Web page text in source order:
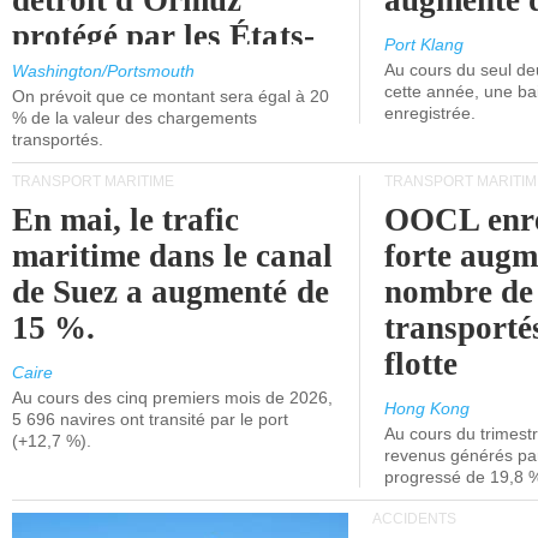
protégé par les États-
Unis.
Washington/Portsmouth
On prévoit que ce montant sera égal à 20
% de la valeur des chargements
transportés.
Port Klang
Au cours du seul
cette année, une
enregistrée.
TRANSPORT MARITIME
En mai, le trafic
maritime dans le canal
de Suez a augmenté de
15 %.
Caire
Au cours des cinq premiers mois de 2026,
5 696 navires ont transité par le port
(+12,7 %).
TRANSPORT
OOCL
forte
nombre
flotte
Hong Kong
Au cours du
revenus générés
progressé de 19,8
ACCIDENTS